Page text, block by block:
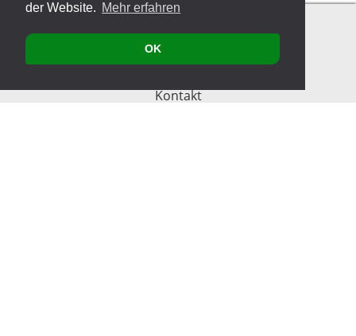
der Website. Mehr erfahren
OK
Kontakt